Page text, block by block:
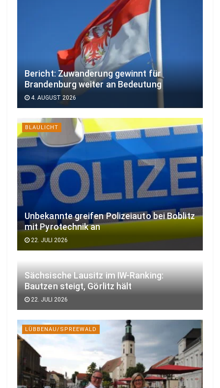
Bericht: Zuwanderung gewinnt für
Brandenburg weiter an Bedeutung
4. AUGUST 2026
BLAULICHT
Unbekannte greifen Polizeiauto bei Boblitz
mit Pyrotechnik an
22. JULI 2026
Sächsische Lausitz im IW-Ranking:
Bautzen steigt, Görlitz hält
22. JULI 2026
LÜBBENAU/SPREEWALD